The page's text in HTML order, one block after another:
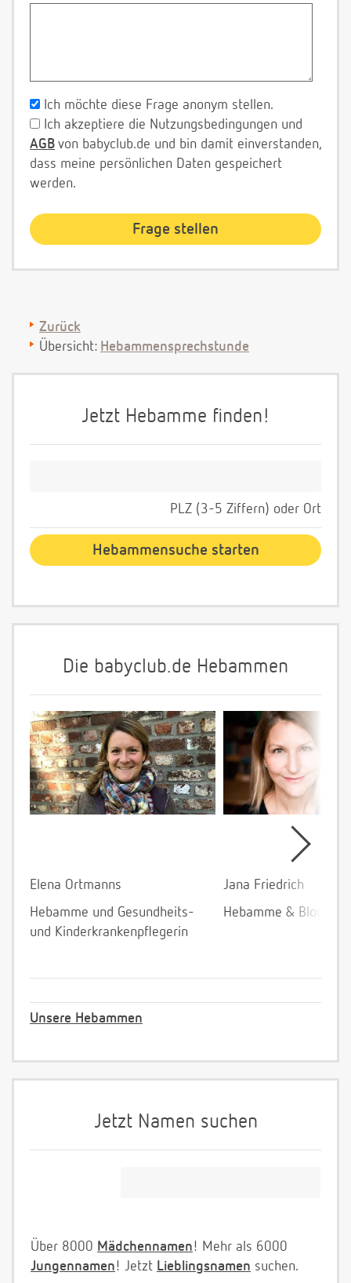
Ich möchte diese Frage anonym stellen.
Ich akzeptiere die Nutzungsbedingungen und
AGB von babyclub.de und bin damit einverstanden,
dass meine persönlichen Daten gespeichert
werden.
Zurück
Übersicht: Hebammensprechstunde
Jetzt Hebamme finden!
PLZ (3-5 Ziffern) oder Ort
Die babyclub.de Hebammen
Elena Ortmanns
Hebamme und Gesundheits-
und Kinderkrankenpflegerin
Jana Friedrich
Hebamme &
Unsere Hebammen
Jetzt Namen suchen
Über 8000 Mädchennamen! Mehr als 6000
Jungennamen! Jetzt Lieblingsnamen suchen.